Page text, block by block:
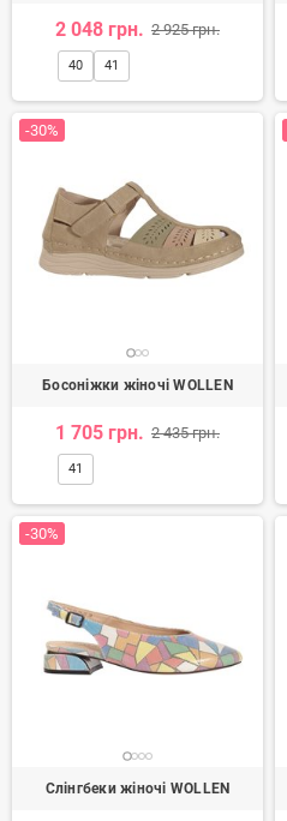
2 048 грн. 2 925 грн.
40 41
-30%
Босоніжки жіночі WOLLEN
1 705 грн. 2 435 грн.
41
-30%
Слінгбеки жіночі WOLLEN